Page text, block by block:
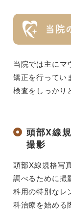
当院
当院では主にマ
矯正を行ってい
検査をしっかり
頭部X線
撮影
頭部X線規格写
調べるために撮
科用の特別なレ
科治療を始める